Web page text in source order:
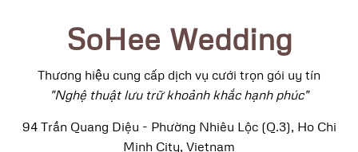
SoHee Wedding
Thương hiệu cung cấp dịch vụ cưới trọn gói uy tín
"Nghệ thuật lưu trữ khoảnh khắc hạnh phúc"
94 Trần Quang Diệu - Phường Nhiêu Lộc (Q.3), Ho Chi
Minh City, Vietnam